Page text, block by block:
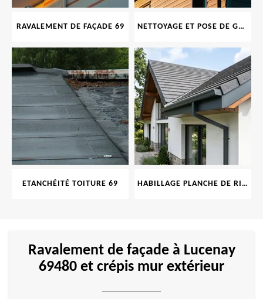
RAVALEMENT DE FAÇADE 69 NETTOYAGE ET POSE DE GOUTTIÈRE 69
ETANCHÉITÉ TOITURE 69 HABILLAGE PLANCHE DE RIVE 69
Ravalement de façade à Lucenay
69480 et crépis mur extérieur